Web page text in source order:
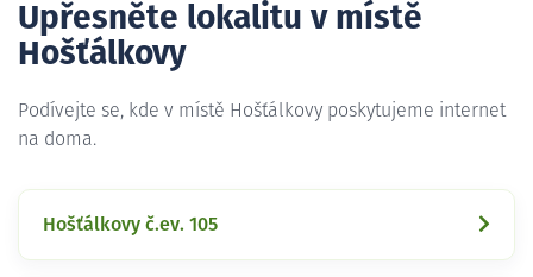
Upřesněte lokalitu v místě
Hošťálkovy
Podívejte se, kde v místě Hošťálkovy poskytujeme internet
na doma.
Hošťálkovy č.ev. 105